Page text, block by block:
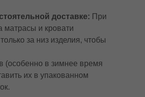
доставке: При
матрасы и кровати
за низ изделия, чтобы
(особенно в зимнее время
их в упакованном